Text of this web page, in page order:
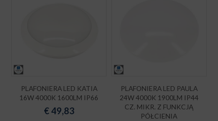
PLAFONIERA LED KATIA
16W 4000K 1600LM IP66
€49,83
PLAFONIERA LED PAULA
24W 4000K 1900LM IP44
CZ. MIKR. Z FUNKCJĄ
PÓŁCIENIA